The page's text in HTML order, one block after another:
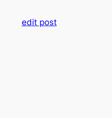
edit post